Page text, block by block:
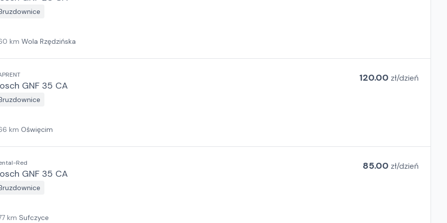
km Wola Rzędzińska
GNF 35 CA
120.00 zł/dzień
km Oświęcim
Red
GNF 35 CA
85.00 zł/dzień
km Sufczyce